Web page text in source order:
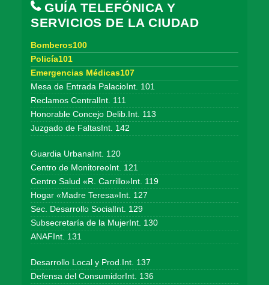
GUÍA TELEFÓNICA Y
SERVICIOS DE LA CIUDAD
Bomberos100
Policía101
Emergencias Médicas107
Mesa de Entrada PalacioInt. 101
Reclamos CentralInt. 111
Honorable Concejo Delib.Int. 113
Juzgado de FaltasInt. 142
Guardia UrbanaInt. 120
Centro de MonitoreoInt. 121
Centro Salud «R. Carrillo»Int. 119
Hogar «Madre Teresa»Int. 127
Sec. Desarrollo SocialInt. 129
Subsecretaría de la MujerInt. 130
ANAFInt. 131
Desarrollo Local y Prod.Int. 137
Defensa del ConsumidorInt. 136